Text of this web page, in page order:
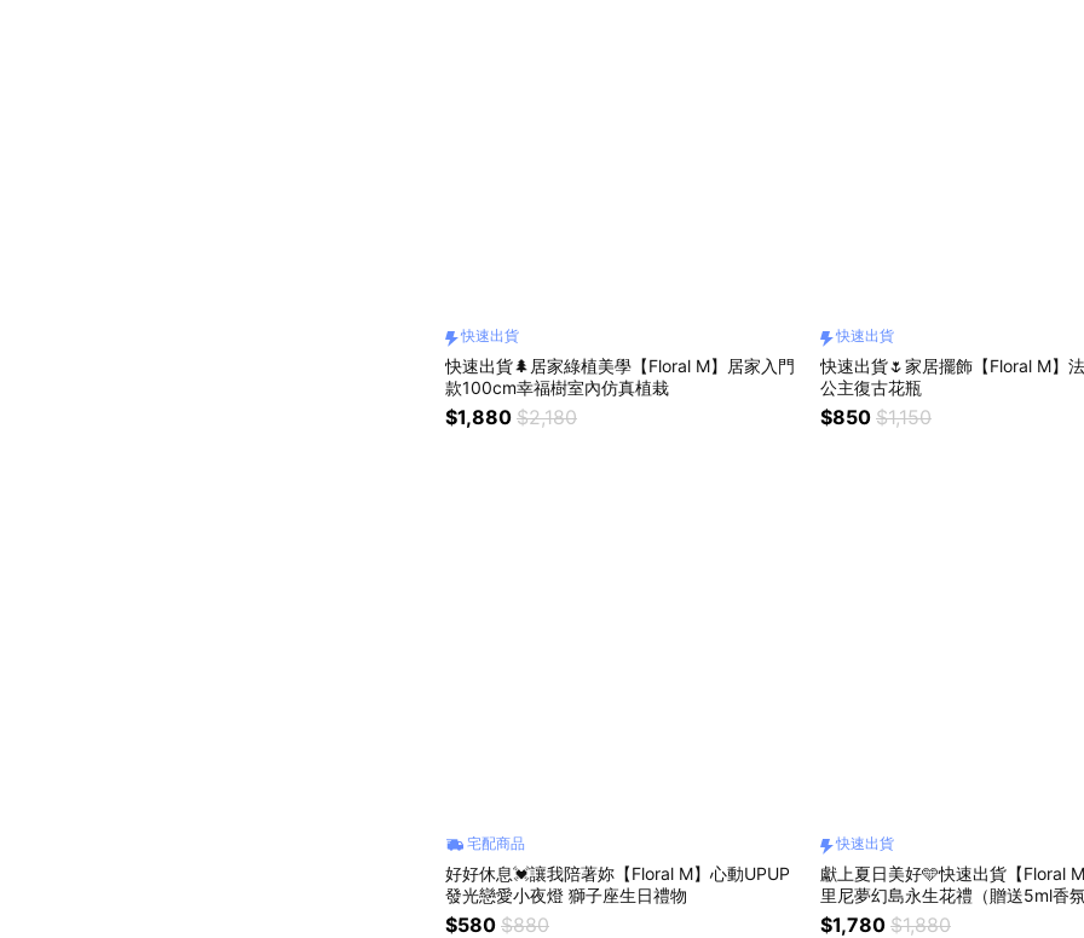
快速出貨
快速出貨🌲居家綠植美學【Floral M】居家入門
款100cm幸福樹室內仿真植栽
$1,880 $2,180
快速出貨
快速出貨🌷家居擺飾【Floral M】
公主復古花瓶
$850 $1,150
宅配商品
好好休息💓讓我陪著妳【Floral M】心動UPUP
發光戀愛小夜燈 獅子座生日禮物
$580 $880
快速出貨
獻上夏日美好🩵快速出貨【Floral
里尼夢幻島永生花禮（贈送5ml香
生日禮物 開幕喬遷升遷花禮
$1,780 $1,880